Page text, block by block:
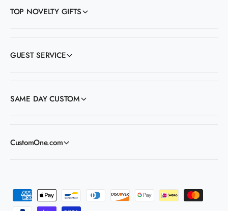
TOP NOVELTY GIFTS
GUEST SERVICE
SAME DAY CUSTOM
CustomOne.com